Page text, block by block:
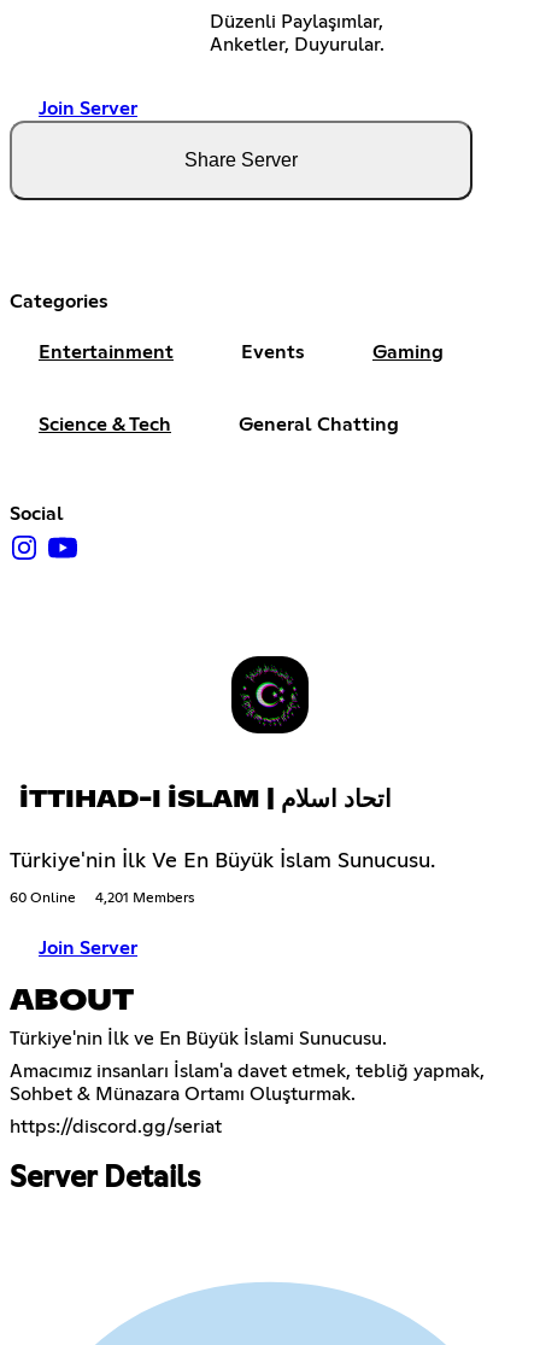
Düzenli Paylaşımlar,
Anketler, Duyurular.
Join Server
Share Server
Categories
Entertainment Events Gaming
Science & Tech General Chatting
Social
İTTIHAD-I İSLAM | اتحاد اسلام
Türkiye'nin İlk Ve En Büyük İslam Sunucusu.
60 Online 4,201 Members
Join Server
ABOUT
Türkiye'nin İlk ve En Büyük İslami Sunucusu.
Amacımız insanları İslam'a davet etmek, tebliğ yapmak,
Sohbet & Münazara Ortamı Oluşturmak.
https://discord.gg/seriat
Server Details